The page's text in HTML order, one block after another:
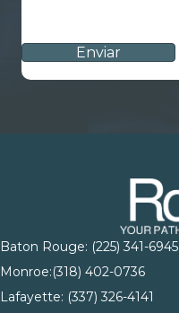
Baton Rouge: (225) 341-6945
Monroe:(318) 402-0736
Lafayette: (337) 326-4141